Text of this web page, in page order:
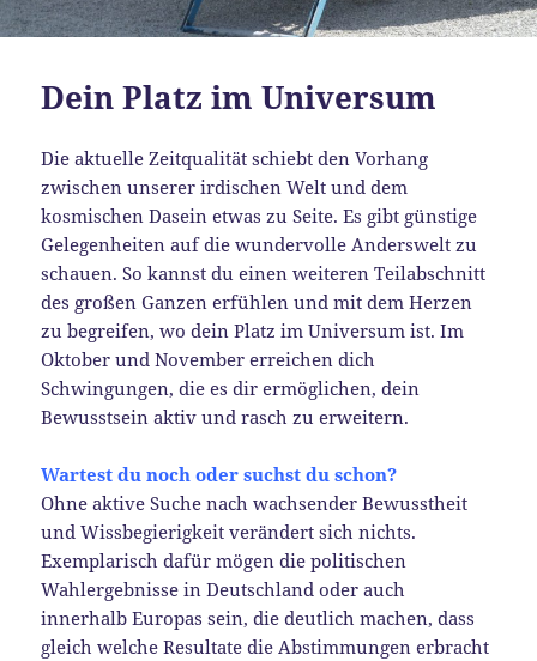
Dein Platz im Universum
Die aktuelle Zeitqualität schiebt den Vorhang
zwischen unserer irdischen Welt und dem
kosmischen Dasein etwas zu Seite. Es gibt günstige
Gelegenheiten auf die wundervolle Anderswelt zu
schauen. So kannst du einen weiteren Teilabschnitt
des großen Ganzen erfühlen und mit dem Herzen
zu begreifen, wo dein Platz im Universum ist. Im
Oktober und November erreichen dich
Schwingungen, die es dir ermöglichen, dein
Bewusstsein aktiv und rasch zu erweitern.
Wartest du noch oder suchst du schon?
Ohne aktive Suche nach wachsender Bewusstheit
und Wissbegierigkeit verändert sich nichts.
Exemplarisch dafür mögen die politischen
Wahlergebnisse in Deutschland oder auch
innerhalb Europas sein, die deutlich machen, dass
gleich welche Resultate die Abstimmungen erbracht